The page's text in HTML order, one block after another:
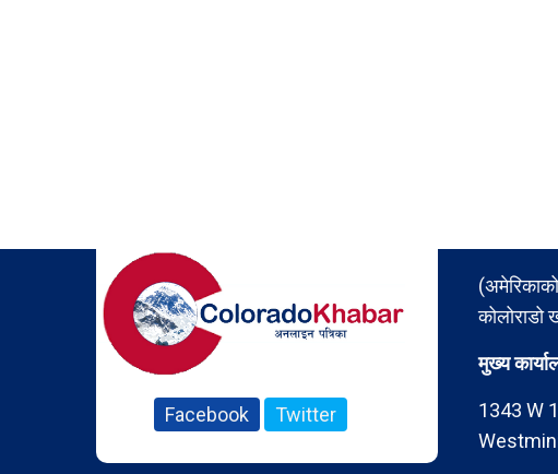
Facebook Twitter
कोलोराडो
मुख्य
1343 W